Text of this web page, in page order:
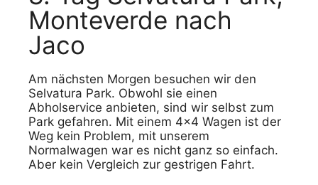
Monteverde nach
Jaco
Am nächsten Morgen besuchen wir den
Selvatura Park. Obwohl sie einen
Abholservice anbieten, sind wir selbst zum
Park gefahren. Mit einem 4×4 Wagen ist der
Weg kein Problem, mit unserem
Normalwagen war es nicht ganz so einfach.
Aber kein Vergleich zur gestrigen Fahrt.